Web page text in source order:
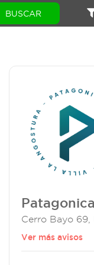
Cerro Bayo 69,
Ver más avisos